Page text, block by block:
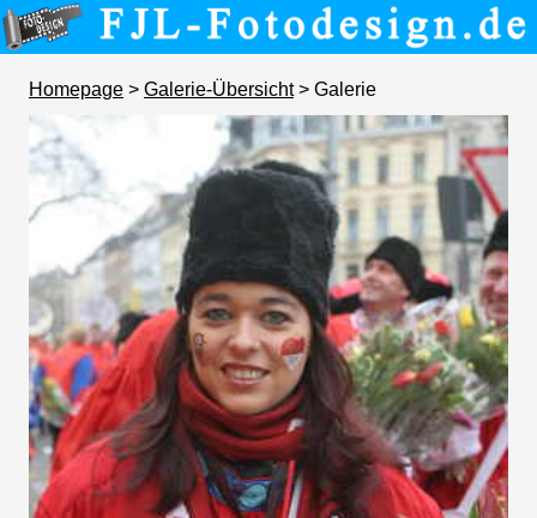
Homepage > Galerie-Übersicht> Galerie